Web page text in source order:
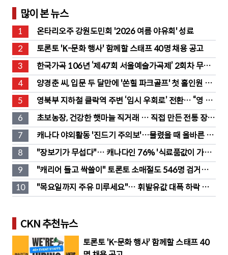
많이 본 뉴스
1
온타리오주 강원도민회 '2026 여름 야유회' 성료
2
토론토 'K-문화 행사' 함께할 스태프 40명 채용 공고
3
한국가곡 106년 ‘제47회 서울예술가곡제’ 2회차 무대
성황
4
양경춘 씨, 입문 두 달만에 '쏜힐 파크골프' 첫 홀인원 주
인공
5
영북부 지하철 클락역 주변 ‘임시 우회로’ 전환… “영 스
트리트 바뀐다”
6
초보농장, 건강한 햇마늘 직거래 … 직접 만든 전통 장류
도 판매
7
캐나다 야외활동 '진드기 주의보'…물렸을 때 올바른 대
처법은?
8
"장보기가 무섭다"… 캐나다인 76% '식료품값이 가장
부담'
9
"캐리어 들고 싹쓸이" 토론토 소매절도 546명 검거…
훔친 물건 재유통
10
"목요일까지 주유 미루세요"… 휘발유값 대폭 하락 예
고
CKN 추천뉴스
토론토 'K-문화 행사' 함께할 스태프 40